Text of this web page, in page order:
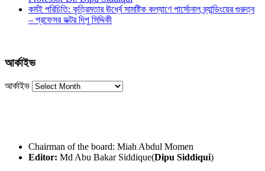
কর্মই পরিচিতি: কৃত্রিমতার ঊর্ধ্বে সামষ্টিক কল্যাণে পার্সোনাল ব্র্যান্ডিংয়ের গুরুত্ব
– প্রফেসর ডক্টর দিপু সিদ্দিকী
আর্কাইভ
আর্কাইভ
Chairman of the board: Miah Abdul Momen
Editor: Md Abu Bakar Siddique(Dipu Siddiqui)